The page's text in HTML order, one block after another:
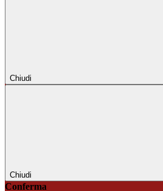
Chiudi
Chiudi
Conferma